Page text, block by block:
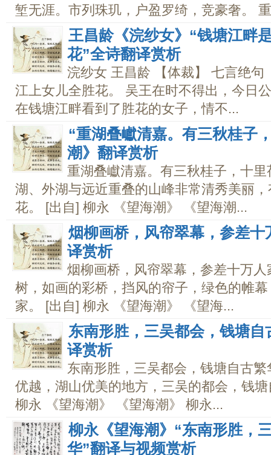
堑无涯。市列珠玑，户盈罗绮，竞豪奢。
王昌龄《浣纱女》“钱塘江畔
花”全诗翻译赏析
浣纱女 王昌龄 【体裁】 七言绝句
江上女儿全胜花。 吴王在时不得出，今日
在钱塘江畔看到了胜花的女子，情不...
“重湖叠巘清嘉。有三秋桂子
潮》翻译赏析
重湖叠巘清嘉。有三秋桂子，十
湖、外湖与远近重叠的山峰非常清秀美丽
花。 [出自] 柳永 《望海潮》 《望海潮...
烟柳画桥，风帘翠幕，参差
译赏析
烟柳画桥，风帘翠幕，参差十万
树，如画的彩桥，挡风的帘子，绿色的帷
家。 [出自] 柳永 《望海潮》 《望海...
东南形胜，三吴都会，钱塘
译赏析
东南形胜，三吴都会，钱塘自古
优越，湖山优美的地方，三吴的都会，钱
柳永 《望海潮》 《望海潮》 柳永...
柳永《望海潮》“东南形胜，
华”翻译与视频赏析